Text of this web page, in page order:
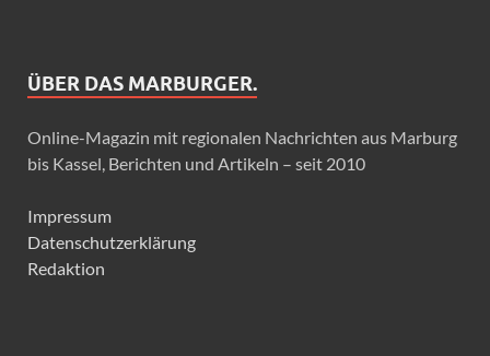
ÜBER DAS MARBURGER.
Online-Magazin mit regionalen Nachrichten aus Marburg
bis Kassel, Berichten und Artikeln – seit 2010
Impressum
Datenschutzerklärung
Redaktion